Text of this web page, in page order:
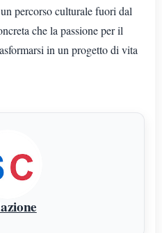
percorso culturale fuori dal
che la passione per il
in un progetto di vita